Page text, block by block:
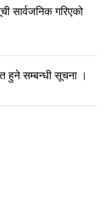
सार्वजनिक गरिएको
हुने सम्बन्धी सूचना ।